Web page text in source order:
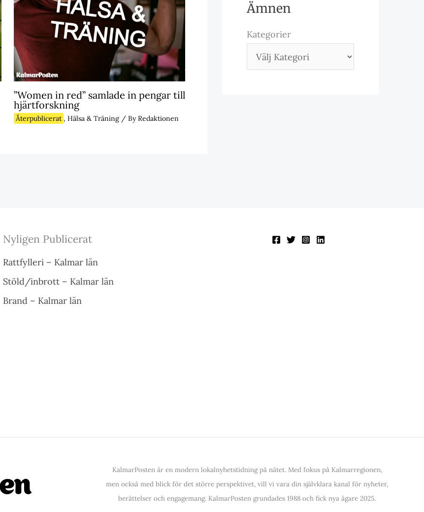
”Women in red” samlade in pengar till
hjärtforskning
Återpublicerat , Hälsa & Träning/ ByRedaktionen
Ämnen
Kategorier
Nyligen Publicerat
Rattfylleri – Kalmar län
Stöld/inbrott – Kalmar län
Brand – Kalmar län
KalmarPosten är en modern lokalnyhetstidning på nätet. Med fokus på Kalmarregionen,
men också med blick för det större perspektivet, vill vi vara din självklara kanal för nyheter,
berättelser och engagemang. KalmarPosten grundades 1988 och fick nya ägare 2025.